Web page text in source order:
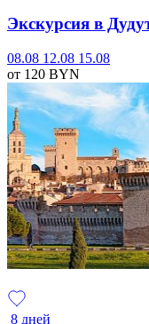
Экскурсия в
08.08 12.08 15.08
от 120 BYN
8 дней